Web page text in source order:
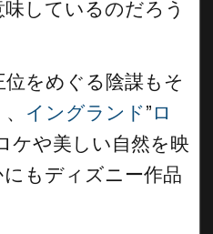
しているのだろう
をめぐる陰謀もそ
イングランド” ロ
ケや美しい自然を映
もディズニー作品